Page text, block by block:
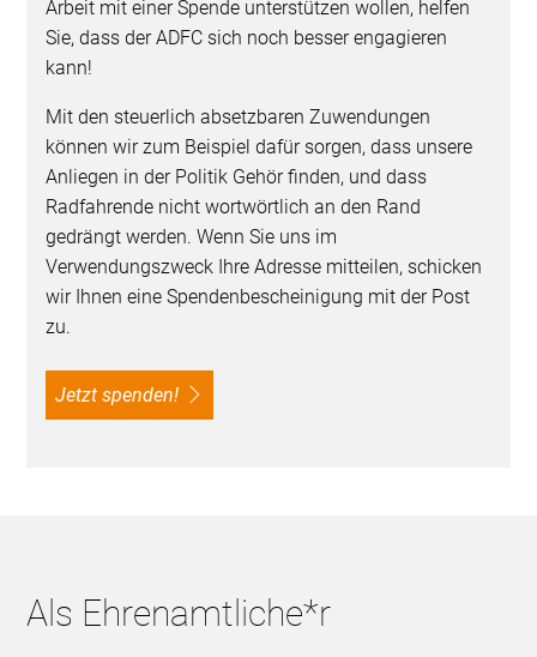
Arbeit mit einer Spende unterstützen wollen, helfen
Sie, dass der ADFC sich noch besser engagieren
kann!
Mit den steuerlich absetzbaren Zuwendungen
können wir zum Beispiel dafür sorgen, dass unsere
Anliegen in der Politik Gehör finden, und dass
Radfahrende nicht wortwörtlich an den Rand
gedrängt werden. Wenn Sie uns im
Verwendungszweck Ihre Adresse mitteilen, schicken
wir Ihnen eine Spendenbescheinigung mit der Post
zu.
Jetzt spenden!
Als Ehrenamtliche*r